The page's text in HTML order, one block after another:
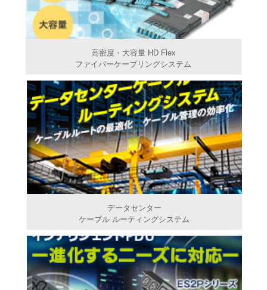
高密度・大容量 HD Flex
ファイバーケーブリングシステム
データセンター
ケーブル ルーティングシステム